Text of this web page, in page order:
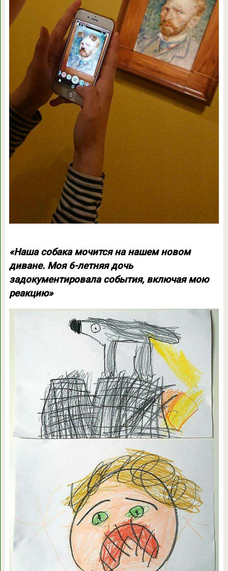
«Наша собака мочится на нашем новом
диване. Моя 6-летняя дочь
задокументировала события, включая мою
реакцию»